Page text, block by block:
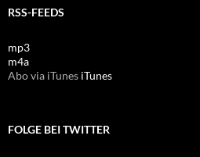
RSS-FEEDS
mp3
m4a
Abo via iTunes iTunes
FOLGE BEI TWITTER